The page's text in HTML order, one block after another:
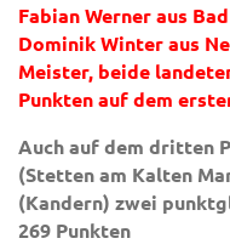
Fabian Werner aus
Dominik Winter aus
Meister, beide
Punkten auf dem
Auch auf dem dritten
(Stetten am Kalten
(Kandern) zwei
269 Punkten